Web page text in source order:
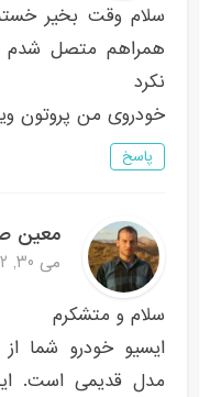
سلام وقت بخیر
همراهم متصل شدم
نکرد
خودروی من پروتون
پاسخ
معین
می 30, 2022 در 1:55 ب.ظ
سلام و متشکرم
ایسیو خودرو شما